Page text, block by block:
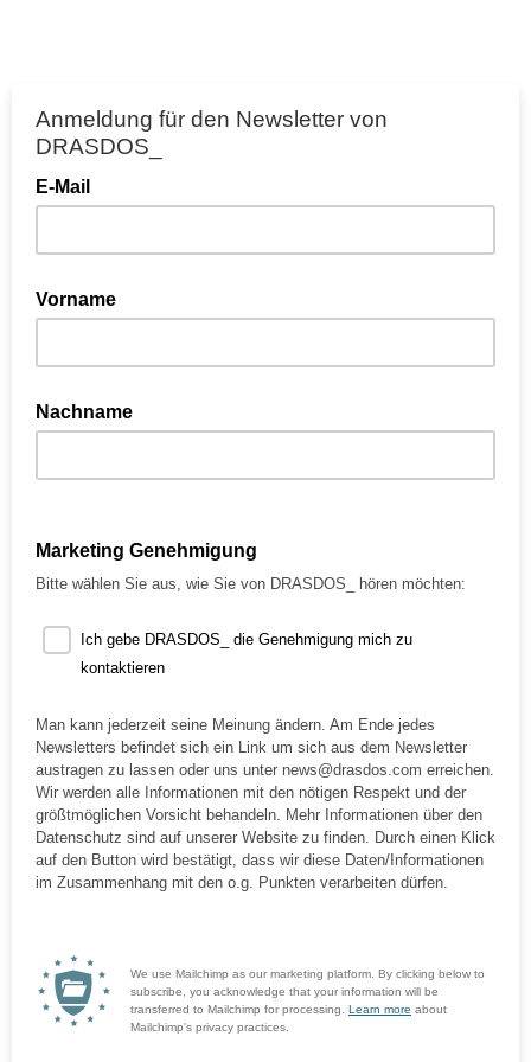
Anmeldung für den Newsletter von
DRASDOS_
E-Mail
Vorname
Nachname
Marketing Genehmigung
Bitte wählen Sie aus, wie Sie von DRASDOS_ hören möchten:
Ich gebe DRASDOS_ die Genehmigung mich zu
kontaktieren
Man kann jederzeit seine Meinung ändern. Am Ende jedes
Newsletters befindet sich ein Link um sich aus dem Newsletter
austragen zu lassen oder uns unter news@drasdos.com erreichen.
Wir werden alle Informationen mit den nötigen Respekt und der
größtmöglichen Vorsicht behandeln. Mehr Informationen über den
Datenschutz sind auf unserer Website zu finden. Durch einen Klick
auf den Button wird bestätigt, dass wir diese Daten/Informationen
im Zusammenhang mit den o.g. Punkten verarbeiten dürfen.
We use Mailchimp as our marketing platform. By clicking below to
subscribe, you acknowledge that your information will be
transferred to Mailchimp for processing. Learn more about
Mailchimp's privacy practices.